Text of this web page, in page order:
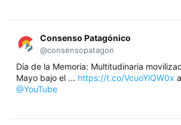
Consenso Patagónico
@consensopatagon
Día de la Memoria: Multitudinaria
Mayo bajo el ... https://t.co/VcuoYlQW0x
@YouTube